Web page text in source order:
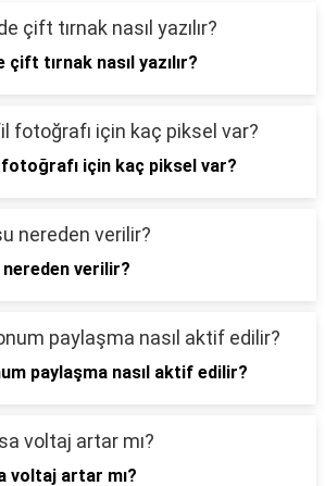
tırnak nasıl yazılır?
için kaç piksel var?
verilir?
paylaşma nasıl aktif edilir?
voltaj artar mı?